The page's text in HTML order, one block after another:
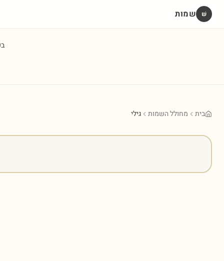
שׁ שמות
בית מחולל השמות גילי